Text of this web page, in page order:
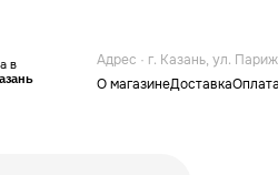
в
Адрес · г. Казань, ул.
О магазинеДоставкаОплата